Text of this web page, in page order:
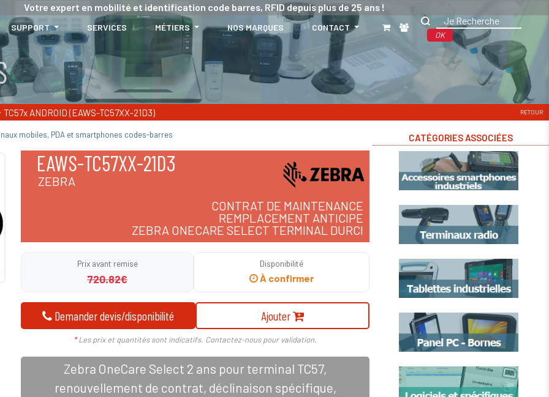
Votre expert en mobilité et identification code barres, RFID depuis plus de 25 ans !
SUPPORT SERVICES MÉTIERS NOS MARQUES CONTACT
OK
TC57x ANDROID (EAWS-TC57XX-21D3) RETOUR
mobiles, PDA et smartphones codes-barres
EAWS-TC57XX-21D3
ZEBRA
CONTRAT DE MAINTENANCE
REMPLACEMENT ANTICIPE
ZEBRA ONECARE SELECT TERMINAL DURCI
Prix avant remise
720.82€
Disponibilité
À confirmer
Demander devis/disponibilité Ajouter
*Les prix et quantités sont indicatifs. Contactez-nous pour validation.
Zebra OneCare Select 2 ans pour terminal TC57,
renouvellement de contrat, déclinaison spécifique,
CATÉGORIES ASSOCIÉES